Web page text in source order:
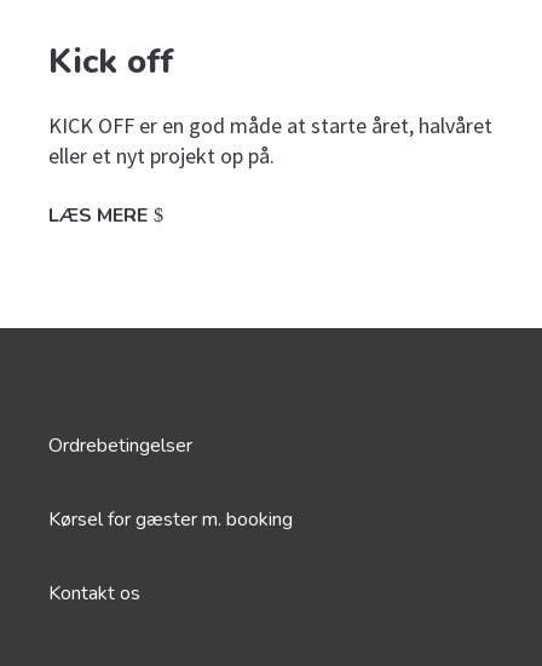
Kick off
KICK OFF er en god måde at starte året, halvåret
eller et nyt projekt op på.
LÆS MERE
Ordrebetingelser
Kørsel for gæster m. booking
Kontakt os